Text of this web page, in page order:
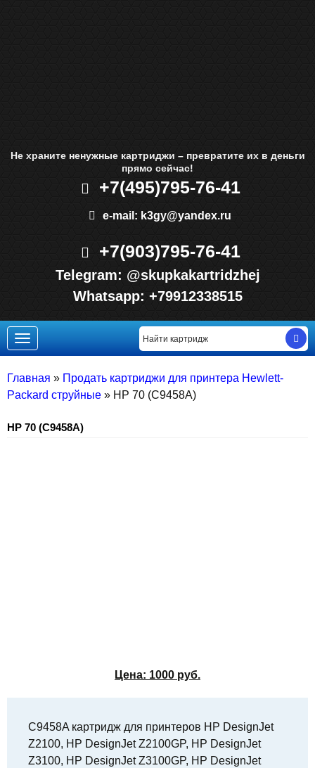
Не храните ненужные картриджи – превратите их в деньги
прямо сейчас!
+7(495)795-76-41
e-mail: k3gy@yandex.ru
+7(903)795-76-41
Telegram: @skupkakartridzhej
Whatsapp: +79912338515
Toggle
navigation
Главная » Продать картриджи для принтера Hewlett-
Packard струйные » HP 70 (C9458A)
HP 70 (C9458A)
Цена: 1000 руб.
C9458A картридж для принтеров HP DesignJet
Z2100, HP DesignJet Z2100GP, HP DesignJet
Z3100, HP DesignJet Z3100GP, HP DesignJet